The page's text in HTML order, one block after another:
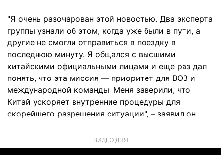
"Я очень разочарован этой новостью. Два эксперта
группы узнали об этом, когда уже были в пути, а
другие не смогли отправиться в поездку в
последнюю минуту. Я общался с высшими
китайскими официальными лицами и еще раз дал
понять, что эта миссия — приоритет для ВОЗ и
международной команды. Меня заверили, что
Китай ускоряет внутренние процедуры для
скорейшего разрешения ситуации", – заявил он.
ВИДЕО ДНЯ